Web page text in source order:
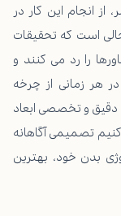
انجام این کار در
است که تحقیقات
را رد می کنند و
هر زمانی از چرخه
دقیق و تخصصی ابعاد
تصمیمی آگاهانه
بدن خود، بهترین